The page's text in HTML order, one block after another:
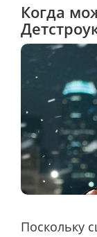
Когда
Поскольку